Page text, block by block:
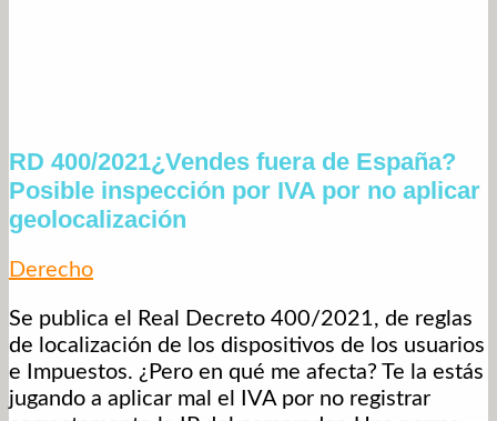
RD 400/2021¿Vendes fuera de España?
Posible inspección por IVA por no aplicar
geolocalización
Derecho
Se publica el Real Decreto 400/2021, de reglas
de localización de los dispositivos de los usuarios
e Impuestos. ¿Pero en qué me afecta? Te la estás
jugando a aplicar mal el IVA por no registrar